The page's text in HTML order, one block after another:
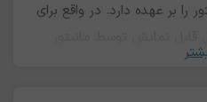
را بر عهده دارد. در واقع برای
کیفیت کارت گرافیک بستگی
هم دارای ارزش است و آن را